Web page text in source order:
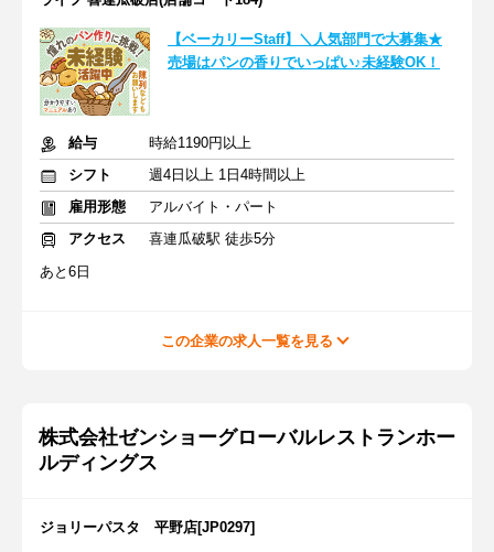
【ベーカリーStaff】＼人気部門で大募集★
売場はパンの香りでいっぱい♪未経験OK！
給与
時給1190円以上
シフト
週4日以上 1日4時間以上
雇用形態
アルバイト・パート
アクセス
喜連瓜破駅 徒歩5分
あと6日
この企業の求人一覧を見る
株式会社ゼンショーグローバルレストランホー
ルディングス
ジョリーパスタ 平野店[JP0297]